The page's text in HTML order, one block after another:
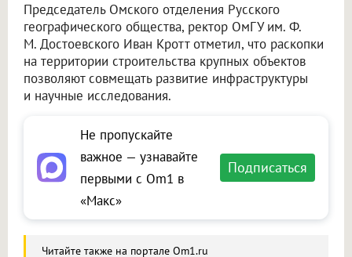
Председатель Омского отделения Русского
географического общества, ректор ОмГУ им. Ф.
М. Достоевского Иван Кротт отметил, что раскопки
на территории строительства крупных объектов
позволяют совмещать развитие инфраструктуры
и научные исследования.
Не пропускайте
важное — узнавайте
первыми с Om1 в
«Макс»
Подписаться
Читайте также на портале Om1.ru